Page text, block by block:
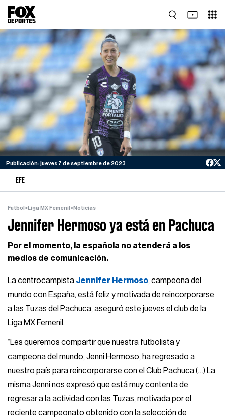
Publicación: jueves 7 de septiembre de 2023
EFE
Futbol >Liga MX Femenil >Noticias
Jennifer Hermoso ya está en Pachuca
Por el momento, la española no atenderá a los
medios de comunicación.
La centrocampista Jennifer Hermoso, campeona del
mundo con España, está feliz y motivada de reincorporarse
a las Tuzas del Pachuca, aseguró este jueves el club de la
Liga MX Femenil.
“Les queremos compartir que nuestra futbolista y
campeona del mundo, Jenni Hermoso, ha regresado a
nuestro país para reincorporarse con el Club Pachuca (…) La
misma Jenni nos expresó que está muy contenta de
regresar a la actividad con las Tuzas, motivada por el
reciente campeonato obtenido con la selección de